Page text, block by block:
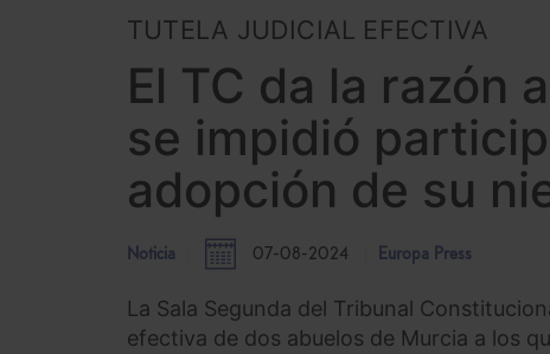
TUTELA JUDICIAL EFECTIVA
El TC da la razón
se impidió
adopción de su
Noticia 07-08-2024 Europa Press
La Sala Segunda del Tribunal
efectiva de dos abuelos de Murcia a los